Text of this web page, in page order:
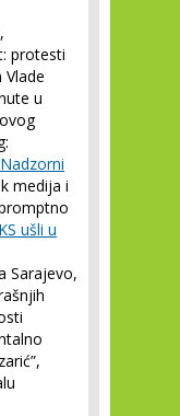
protesti
u
medija i
ušli u
Sarajevo,